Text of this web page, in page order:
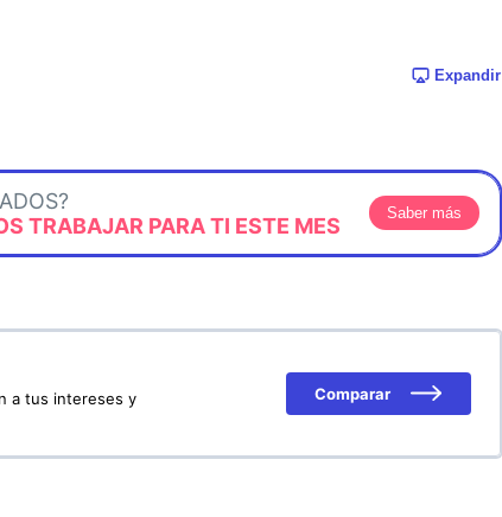
Expandir
TRABAJAR PARA TI ESTE MES
Saber más
a tus intereses y
Comparar